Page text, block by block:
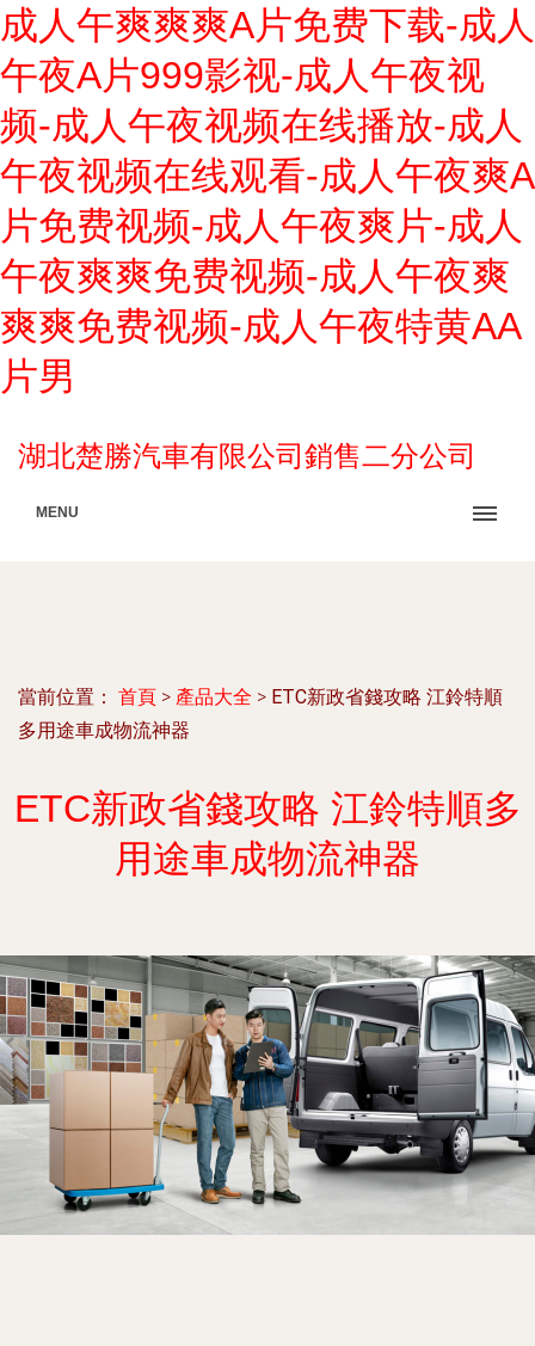
成人午爽爽爽A片免费下载-成人
午夜A片999影视-成人午夜视
频-成人午夜视频在线播放-成人
午夜视频在线观看-成人午夜爽A
片免费视频-成人午夜爽片-成人
午夜爽爽免费视频-成人午夜爽
爽爽免费视频-成人午夜特黄AA
片男
湖北楚勝汽車有限公司銷售二分公司
MENU
當前位置： 首頁 > 產品大全 > ETC新政省錢攻略 江鈴特順
多用途車成物流神器
ETC新政省錢攻略 江鈴特順多
用途車成物流神器